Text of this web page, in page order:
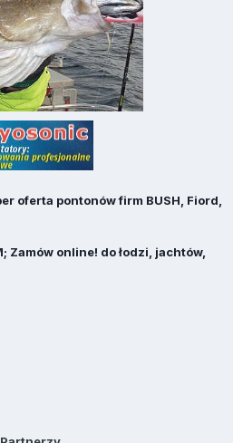
oferta pontonów firm BUSH, Fiord,
Zamów online! do łodzi, jachtów,